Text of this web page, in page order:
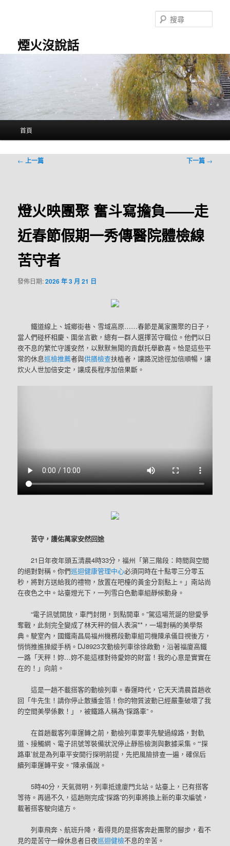
煙火沒說話
尋
首頁
文
← 上一篇 下一篇 →
燈火映團聚 奮斗寫擔負——走
近春節假期一秀傳醫院體檢線
苦守者
發佈日期:2026 年 3 月 21 日
鐵道線上、城鄉街巷、雪域高原……春節是萬家團聚的日子，
當人們碰杯相慶、圍坐言歡，總有一群人選擇苦守職位。他們以日
夜不息的繁忙守護安然，以默默無聞的貢獻托舉歡喜。恰是這些平
常的休息巡檢推薦者與供膳檢查扶植者，讓路況途徑加倍順暢，讓
炊火人世加倍安定，讓成長程序加倍果斷。
苦守，護佑萬家安然回途
21日年夜年頭五清晨4時33分，福州「第三階段：時間與空間
的絕對對稱。你們巡迴健康管理中心必須同時在十點零三分零五
秒，將對方送給我的禮物，放置在吧檯的黃金分割點上。」南站尚
在夜色之中。站臺燈光下，一列雪白色動車組靜候動身。
“電子訊號開放，車門封閉，到點開車。”駕這場荒誕的戀愛爭
奪戰，此刻完全變成了林天秤的個人表演**，一場對稱的美學祭
典。駛室內，國鐵南昌局福州機務段動車組司機陳承儀目視後方，
悄悄推進操縱手柄。DJ8923次動檢列車徐徐啟動，沿著福廈高鐵
一路「天秤！妳…妳不能這樣對待愛妳的財富！我的心意是實實在
在的！」向前。
這是一趟不載搭客的動檢列車。春運時代，它天天清晨首趟收
回「牛先生！請你停止散播金箔！你的物質波動已經嚴重破壞了我
的空間美學係數！」，被鐵路人稱為“探路車”。
在首趟載客列車運轉之前，動檢列車要率先駛過線路，對軌
道、接觸網、電子訊號等裝備狀況停止靜態檢測與數據采集。“‘探
路車’就是為列車平安開行探明前提，先把風險排查一遍，確保后
續列車運轉平安。”陳承儀說。
5時40分，天氣微明，列車抵達廈門北站。站臺上，已有搭客
等待。再過不久，這趟剛完成“探路”的列車將換上新的車次編號，
載著搭客駛向遠方。
列車飛奔、航班升降，看得見的是搭客奔赴團聚的腳步，看不
見的是苦守一線休息者日夜巡迴健檢不息的辛苦。